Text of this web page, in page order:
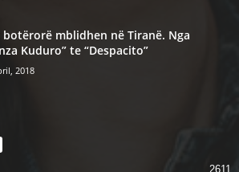
botërorë mblidhen në Tiranë. Nga
Kuduro” te “Despacito”
2018
2611